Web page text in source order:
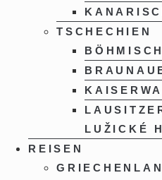
TSCHECHIEN
LUŽICKÉ
REISEN